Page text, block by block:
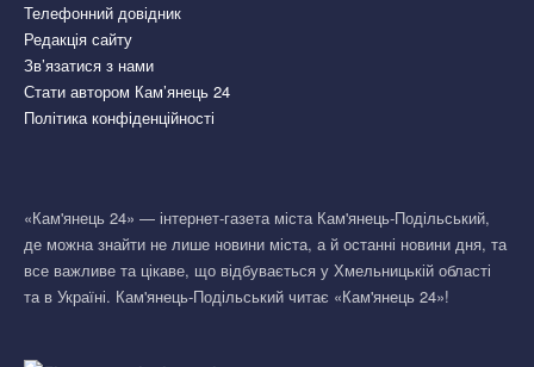
Телефонний довідник
Редакція сайту
Зв’язатися з нами
Стати автором Кам’янець 24
Політика конфіденційності
«Кам'янець 24» — інтернет-газета міста Кам'янець-Подільський,
де можна знайти не лише новини міста, а й останні новини дня, та
все важливе та цікаве, що відбувається у Хмельницькій області
та в Україні. Кам'янець-Подільський читає «Кам'янець 24»!